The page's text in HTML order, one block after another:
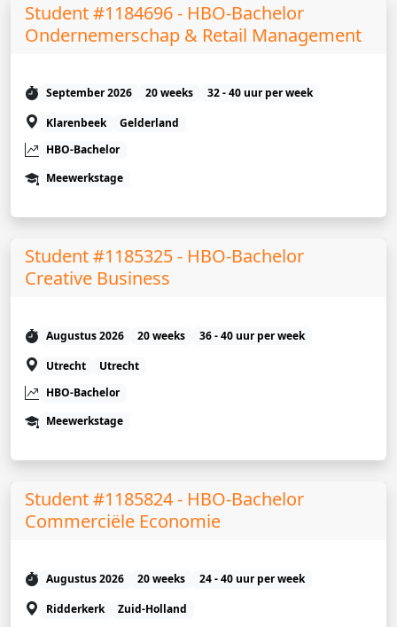
Student #1184696 - HBO-Bachelor
Ondernemerschap & Retail Management
September 2026 20 weeks
32 - 40 uur per week
Klarenbeek
Gelderland
HBO-Bachelor
Meewerkstage
Student #1185325 - HBO-Bachelor
Creative Business
Augustus 2026 20 weeks
36 - 40 uur per week
Utrecht
Utrecht
HBO-Bachelor
Meewerkstage
Student #1185824 - HBO-Bachelor
Commerciële Economie
Augustus 2026 20 weeks
24 - 40 uur per week
Ridderkerk
Zuid-Holland